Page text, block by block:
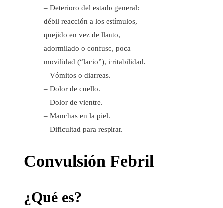
– Deterioro del estado general:
débil reacción a los estímulos,
quejido en vez de llanto,
adormilado o confuso, poca
movilidad (“lacio”), irritabilidad.
– Vómitos o diarreas.
– Dolor de cuello.
– Dolor de vientre.
– Manchas en la piel.
– Dificultad para respirar.
Convulsión Febril
¿Qué es?